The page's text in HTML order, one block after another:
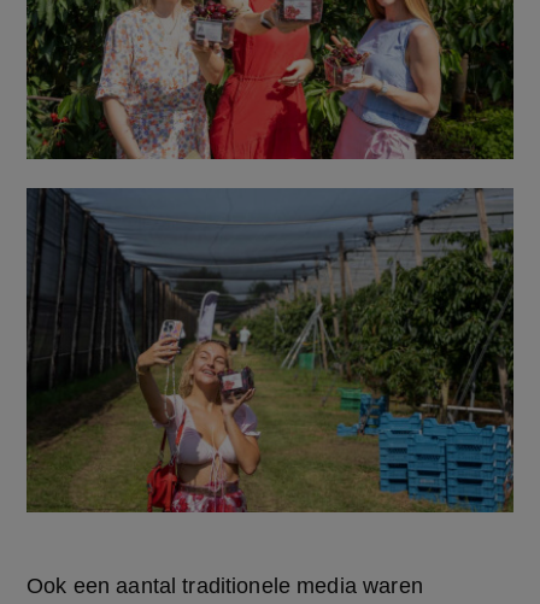
Ook een aantal traditionele media waren